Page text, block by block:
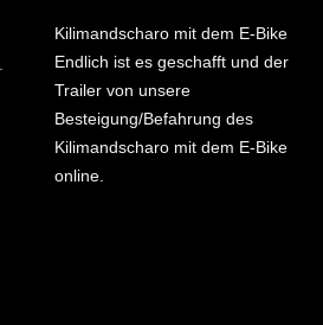
Kilimandscharo mit dem E-Bike
Endlich ist es geschafft und der
Trailer von unsere
Besteigung/Befahrung des
Kilimandscharo mit dem E-Bike
online.